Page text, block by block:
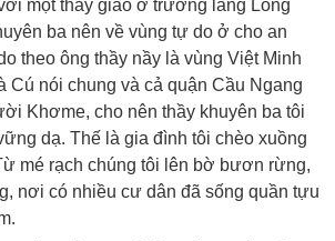
một thầy giáo ở trường làng Long
ba nên về vùng tự do ở cho an
theo ông thầy nầy là vùng Việt Minh
Cú nói chung và cả quận Cầu Ngang
Khơme, cho nên thầy khuyên ba tôi
dạ. Thế là gia đình tôi chèo xuồng
mé rạch chúng tôi lên bờ bươn rừng,
nơi có nhiều cư dân đã sống quần tựu